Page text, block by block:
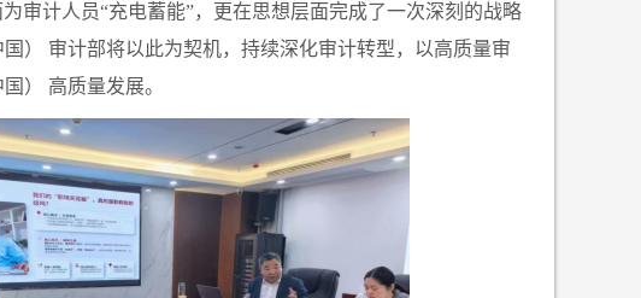
审计人员“充电蓄能”，更在思想层面完成了一次深刻的战略
） 审计部将以此为契机，持续深化审计转型，以高质量审
） 高质量发展。